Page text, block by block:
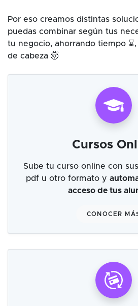
Por eso creamos distintas
puedas combinar según tus
tu negocio, ahorrando tiempo
de cabeza 🤯
Cursos
Sube tu curso online con
pdf u otro formato y
acceso de tus
CONOCER